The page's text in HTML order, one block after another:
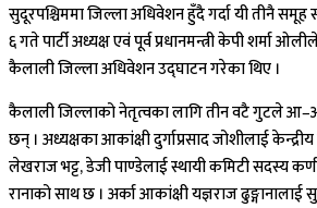
सुदूरपश्चिममा जिल्ला अधिवेशन हुँदै गर्दा यी तीनै
६ गते पार्टी अध्यक्ष एवं पूर्व प्रधानमन्त्री केपी शर्मा
कैलाली जिल्ला अधिवेशन उद्घाटन गरेका थिए ।
कैलाली जिल्लाको नेतृत्वका लागि तीन वटै गुटले
छन् । अध्यक्षका आकांक्षी दुर्गाप्रसाद जोशीलाई
लेखराज भट्ट, डेजी पाण्डेलाई स्थायी कमिटी सदस्य
रानाको साथ छ । अर्का आकांक्षी यज्ञराज ढुङ्गानालाई